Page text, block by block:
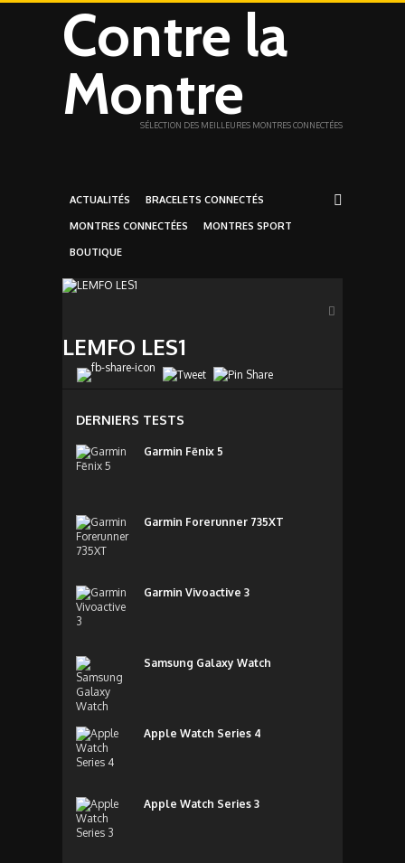
Contre la
Montre
SÉLECTION DES MEILLEURES MONTRES CONNECTÉES
ACTUALITÉS BRACELETS CONNECTÉS
MONTRES CONNECTÉES MONTRES SPORT
BOUTIQUE
LEMFO LES1
DERNIERS TESTS
Garmin Fēnix 5
Garmin Forerunner 735XT
Garmin Vivoactive 3
Samsung Galaxy Watch
Apple Watch Series 4
Apple Watch Series 3